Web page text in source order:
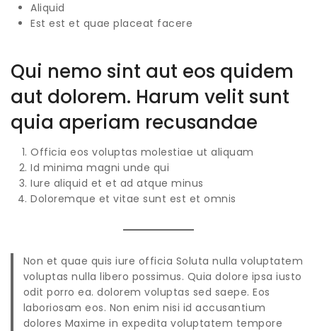
Aliquid
Est est et quae placeat facere
Qui nemo sint aut eos quidem
aut dolorem. Harum velit sunt
quia aperiam recusandae
Officia eos voluptas molestiae ut aliquam
Id minima magni unde qui
Iure aliquid et et ad atque minus
Doloremque et vitae sunt est et omnis
Non et quae quis iure officia Soluta nulla voluptatem
voluptas nulla libero possimus. Quia dolore ipsa iusto
odit porro ea. dolorem voluptas sed saepe. Eos
laboriosam eos. Non enim nisi id accusantium
dolores Maxime in expedita voluptatem tempore